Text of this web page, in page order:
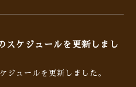
ケジュールを更新しまし
ュールを更新しました。